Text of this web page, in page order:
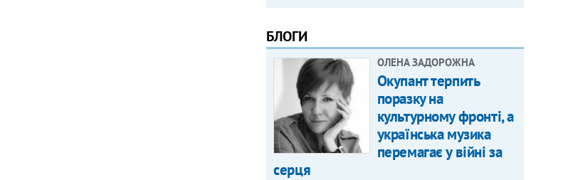
БЛОГИ
ОЛЕНА ЗАДОРОЖНА
Окупант терпить
поразку на
культурному фронті, а
українська музика
перемагає у війні за
серця